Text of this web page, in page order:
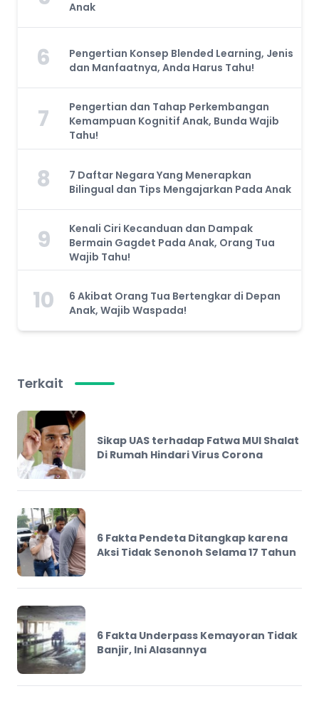
Anak
6
Pengertian Konsep Blended Learning, Jenis
dan Manfaatnya, Anda Harus Tahu!
7
Pengertian dan Tahap Perkembangan
Kemampuan Kognitif Anak, Bunda Wajib
Tahu!
8
7 Daftar Negara Yang Menerapkan
Bilingual dan Tips Mengajarkan Pada Anak
9
Kenali Ciri Kecanduan dan Dampak
Bermain Gagdet Pada Anak, Orang Tua
Wajib Tahu!
10
6 Akibat Orang Tua Bertengkar di Depan
Anak, Wajib Waspada!
Terkait
Sikap UAS terhadap Fatwa MUI Shalat
Di Rumah Hindari Virus Corona
6 Fakta Pendeta Ditangkap karena
Aksi Tidak Senonoh Selama 17 Tahun
6 Fakta Underpass Kemayoran Tidak
Banjir, Ini Alasannya